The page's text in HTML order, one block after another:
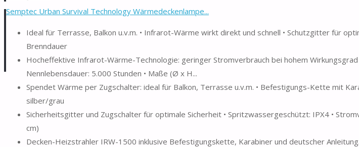
Semptec Urban Survival Technology Wärmedeckenlampe...
Ideal für Terrasse, Balkon u.v.m. • Infrarot-Wärme wirkt direkt und schnell • Schutzgitter für
Brenndauer
Hocheffektive Infrarot-Wärme-Technologie: geringer Stromverbrauch bei hohem Wirkungsgrad
Nennlebensdauer: 5.000 Stunden • Maße (Ø x H...
Spendet Wärme per Zugschalter: ideal für Balkon, Terrasse u.v.m. • Befestigungs-Kette mit
silber/grau
Sicherheitsgitter und Zugschalter für optimale Sicherheit • Spritzwassergeschützt: IPX4 •
cm)
Decken-Heizstrahler IRW-1500 inklusive Befestigungskette, Karabiner und deutscher